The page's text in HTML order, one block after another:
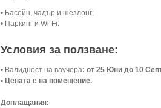
• Басейн, чадър и шезлонг;
• Паркинг и Wi-Fi.
Условия за ползване:
• Валидност на ваучера: от 25 Юни до 10
• Цената е на помещение.
Доплащания: